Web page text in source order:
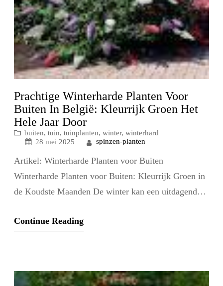
Prachtige Winterharde Planten Voor
Buiten In België: Kleurrijk Groen Het
Hele Jaar Door
buiten, tuin, tuinplanten, winter, winterhard
28 mei 2025
spinzen-planten
Artikel: Winterharde Planten voor Buiten
Winterharde Planten voor Buiten: Kleurrijk Groen in
de Koudste Maanden De winter kan een uitdagende
planten kunt u ook in de koudste maanden van het
Continue Reading